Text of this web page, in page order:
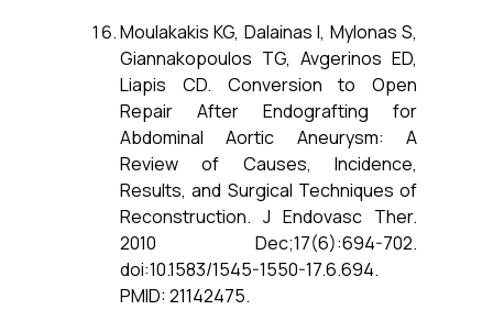
Moulakakis KG, Dalainas I, Mylonas S,
Giannakopoulos TG, Avgerinos ED,
Liapis CD. Conversion to Open
Repair After Endografting for
Abdominal Aortic Aneurysm: A
Review of Causes, Incidence,
Results, and Surgical Techniques of
Reconstruction. J Endovasc Ther.
2010 Dec;17(6):694-702.
doi:10.1583/1545-1550-17.6.694.
PMID: 21142475.